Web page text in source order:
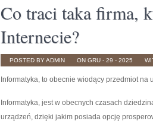
Co traci taka firma,
Internecie?
POSTED BY ADMIN ON GRU - 29 - 2025
Informatyka, to obecnie wiodący przedmiot na
Informatyka, jest w obecnych czasach
urządzeń, dzięki jakim posiada opcję